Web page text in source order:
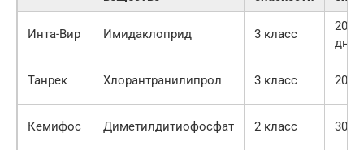
Инта-Вир Имидаклоприд 3 класс
20-30
дней
Танрек Хлорантранилипрол 3 класс 20
Кемифос Диметилдитиофосфат 2 класс 30